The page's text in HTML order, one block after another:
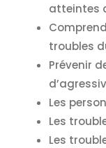
atteintes
troubles
Prévenir
Les
Les
Les